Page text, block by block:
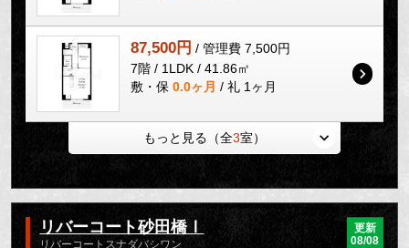
87,500円 / 管理費 7,500円
7階 / 1LDK / 41.86㎡
敷・保 0.0ヶ月 / 礼 1ヶ月
もっと見る（全3室）
リバーコート砂田橋Ⅰ
リバーコートスナダバシワン
更新
08/08